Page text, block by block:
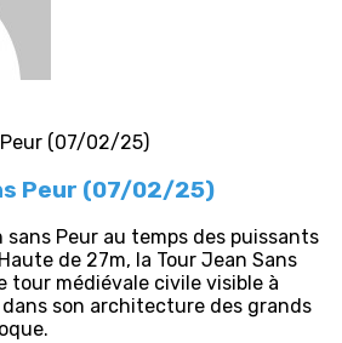
Peur (07/02/25)
sans Peur au temps des puissants
de 27m, la Tour Jean Sans
tour médiévale civile visible à
son architecture des grands